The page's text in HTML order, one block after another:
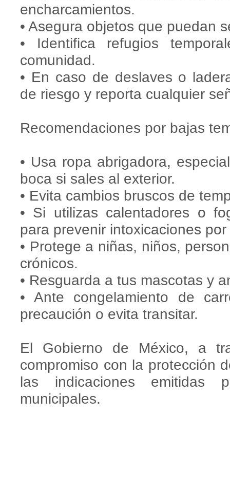
encharcamientos.
• Asegura objetos que puedan
• Identifica refugios
comunidad.
• En caso de deslaves o
de riesgo y reporta cualquier
Recomendaciones por bajas
• Usa ropa abrigadora,
boca si sales al exterior.
• Evita cambios bruscos de
• Si utilizas calentadores o
para prevenir intoxicaciones
• Protege a niñas, niños,
crónicos.
• Resguarda a tus mascotas y
• Ante congelamiento de
precaución o evita transitar.
El Gobierno de México, a
compromiso con la protección
las indicaciones emitidas
municipales.